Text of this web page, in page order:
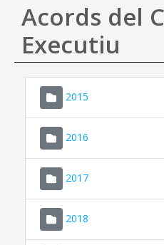
Acords del
Executiu
2015
2016
2017
2018